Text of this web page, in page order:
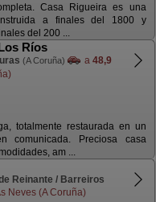
Casa Rigueira es una
a finales del 1800 y
del 200 ...
Ríos
(A Coruña) a 48,9
totalmente restaurada en un
comunicada. Preciosa casa
am ...
Reinante / Barreiros
Neves (A Coruña)